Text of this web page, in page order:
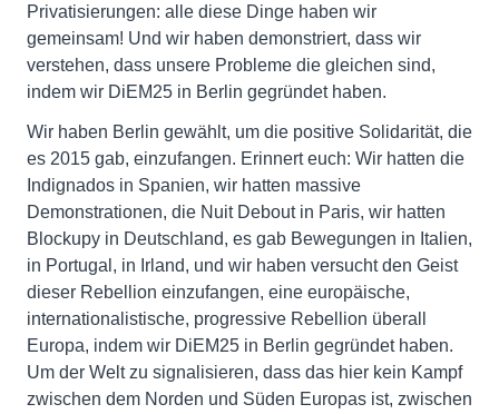
Privatisierungen: alle diese Dinge haben wir
gemeinsam! Und wir haben demonstriert, dass wir
verstehen, dass unsere Probleme die gleichen sind,
indem wir DiEM25 in Berlin gegründet haben.
Wir haben Berlin gewählt, um die positive Solidarität, die
es 2015 gab, einzufangen. Erinnert euch: Wir hatten die
Indignados in Spanien, wir hatten massive
Demonstrationen, die Nuit Debout in Paris, wir hatten
Blockupy in Deutschland, es gab Bewegungen in Italien,
in Portugal, in Irland, und wir haben versucht den Geist
dieser Rebellion einzufangen, eine europäische,
internationalistische, progressive Rebellion überall
Europa, indem wir DiEM25 in Berlin gegründet haben.
Um der Welt zu signalisieren, dass das hier kein Kampf
zwischen dem Norden und Süden Europas ist, zwischen